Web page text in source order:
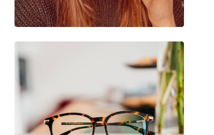
Κατηγορία:
Γυαλιά οράσεως
Μάρκα:
Vogue